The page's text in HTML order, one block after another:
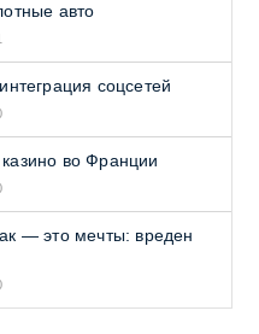
авто
соцсетей
во Франции
— это мечты: вреден